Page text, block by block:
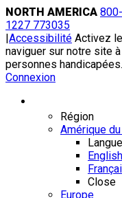
Skip
to
content
NORTH AMERICA
1227 773035
|Accessibilité Activez le
naviguer sur notre site à
personnes handicapées.
Connexion
Région
Amérique du
Langue
English
Close
Europe